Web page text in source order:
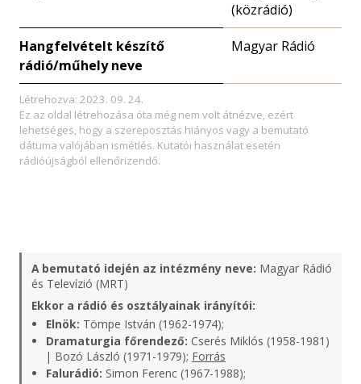
(közrádió)
Hangfelvételt készítő
rádió/műhely neve
Magyar Rádió
Létrehozva: 2023. 09. 24.
Ez az oldal létrehozása óta még nem volt átnézve, ezért
lehetséges, hogy a szereposztás hiányos vagy a bemutató
dátuma valójában ismétlés. Kutatói használat esetén
rádióújságból ellenőrizendő.
A bemutató idején az intézmény neve: Magyar Rádió
és Televízió (MRT)
Ekkor a rádió és osztályainak irányítói:
Elnök: Tömpe István (1962-1974);
Dramaturgia főrendező: Cserés Miklós (1958-1981)
| Bozó László (1971-1979); Forrás
Falurádió: Simon Ferenc (1967-1988);